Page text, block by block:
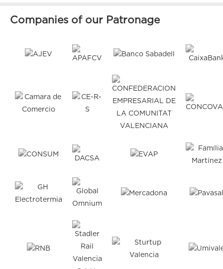
Companies of our Patronage